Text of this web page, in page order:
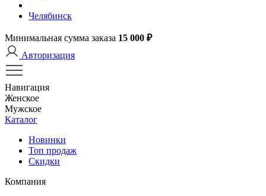
Челябинск
Минимальная сумма заказа 15 000 ₽
Авторизация
Навигация
Женское
Мужское
Каталог
Новинки
Топ продаж
Скидки
Компания